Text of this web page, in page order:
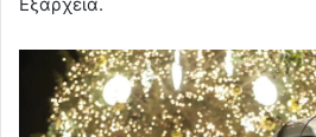
Εξάρχεια.